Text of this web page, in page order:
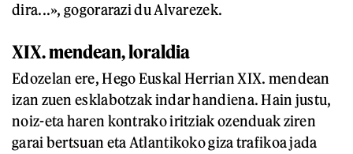
dira...», gogorarazi du Alvarezek.
XIX. mendean, loraldia
Edozelan ere, Hego Euskal Herrian XIX. mendean
izan zuen esklabotzak indar handiena. Hain justu,
noiz-eta haren kontrako iritziak ozenduak ziren
garai bertsuan eta Atlantikoko giza trafikoa jada